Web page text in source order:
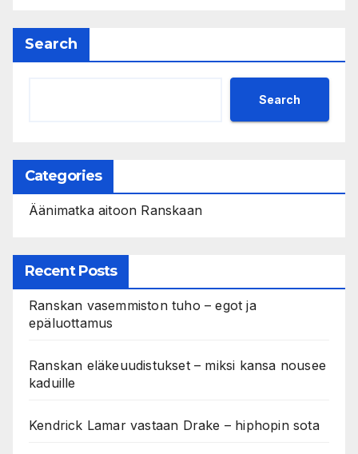
Search
Search
Categories
Äänimatka aitoon Ranskaan
Recent Posts
Ranskan vasemmiston tuho – egot ja
epäluottamus
Ranskan eläkeuudistukset – miksi kansa nousee
kaduille
Kendrick Lamar vastaan Drake – hiphopin sota